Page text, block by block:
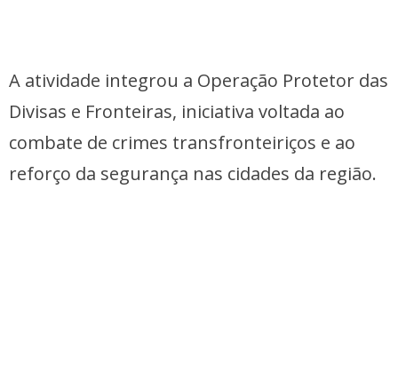
A atividade integrou a Operação Protetor das
Divisas e Fronteiras, iniciativa voltada ao
combate de crimes transfronteiriços e ao
reforço da segurança nas cidades da região.